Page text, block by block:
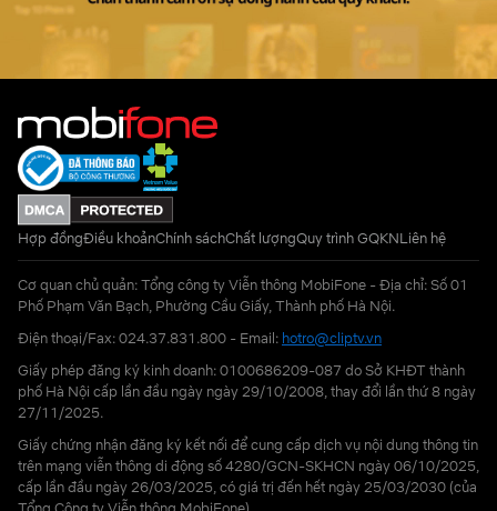
Hợp đồngĐiều khoảnChính sáchChất lượngQuy trình GQKNLiên hệ
Cơ quan chủ quản: Tổng công ty Viễn thông MobiFone - Địa chỉ: Số 01
Phố Phạm Văn Bạch, Phường Cầu Giấy, Thành phố Hà Nội.
Điện thoại/Fax: 024.37.831.800 - Email: hotro@cliptv.vn
Giấy phép đăng ký kinh doanh: 0100686209-087 do Sở KHĐT thành
phố Hà Nội cấp lần đầu ngày ngày 29/10/2008, thay đổi lần thứ 8 ngày
27/11/2025.
Giấy chứng nhận đăng ký kết nối để cung cấp dịch vụ nội dung thông tin
trên mạng viễn thông di động số 4280/GCN-SKHCN ngày 06/10/2025,
cấp lần đầu ngày 26/03/2025, có giá trị đến hết ngày 25/03/2030 (của